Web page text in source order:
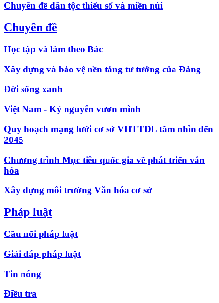
Chuyên đề dân tộc thiểu số và miền núi
Chuyên đề
Học tập và làm theo Bác
Xây dựng và bảo vệ nền tảng tư tưởng của Đảng
Đời sống xanh
Việt Nam - Kỷ nguyên vươn mình
Quy hoạch mạng lưới cơ sở VHTTDL tầm nhìn đến
2045
Chương trình Mục tiêu quốc gia về phát triển văn
hóa
Xây dựng môi trường Văn hóa cơ sở
Pháp luật
Cầu nối pháp luật
Giải đáp pháp luật
Tin nóng
Điều tra